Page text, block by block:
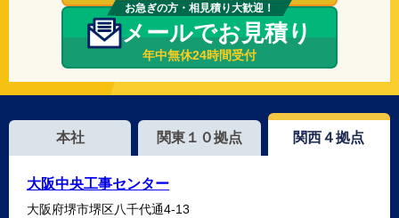
お急ぎの方・相見積り大歓迎！
メールでお見積り
年中無休24時間受付
本社 関東１０拠点 関西４拠点
大阪中央工事センター
大阪府堺市堺区八千代通4-13